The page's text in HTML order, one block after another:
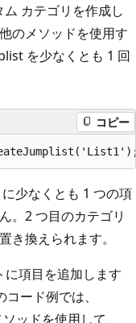
カテゴリを作成し
のメソッドを使用す
を少なくとも 1 回
コピー
少なくとも 1 つの項
。2 つ目のカテゴリ
き換えられます。
項目を追加します
ード例では、
ソッドを使用して、